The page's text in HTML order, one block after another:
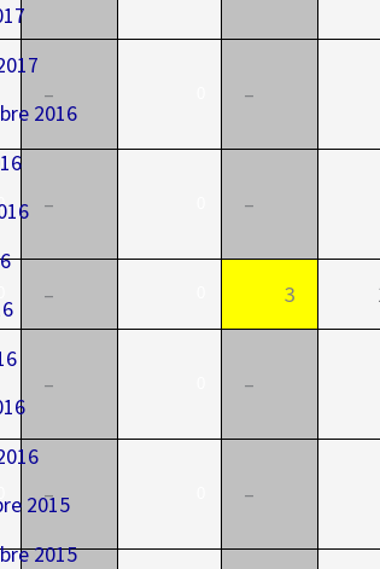
– –
– –
– 3
– –
– –
2016
2015
2015